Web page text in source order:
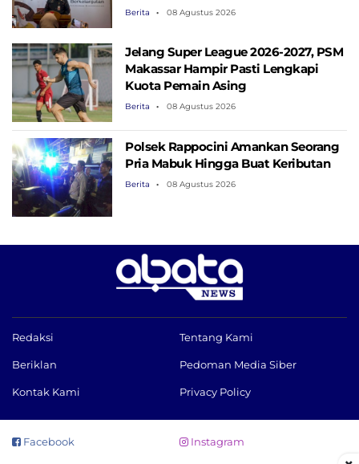
Berita 08 Agustus 2026
Jelang Super League 2026-2027, PSM
Makassar Hampir Pasti Lengkapi
Kuota Pemain Asing
Berita 08 Agustus 2026
Polsek Rappocini Amankan Seorang
Pria Mabuk Hingga Buat Keributan
Berita 08 Agustus 2026
Redaksi Tentang Kami
Beriklan Pedoman Media Siber
Kontak Kami Privacy Policy
Facebook Instagram